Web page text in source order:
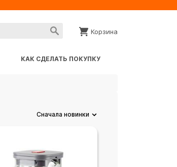
Корзина
КАК СДЕЛАТЬ ПОКУПКУ
Сначала новинки